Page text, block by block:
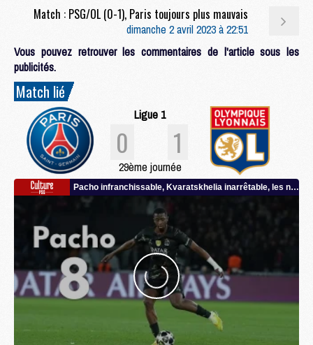
Match : PSG/OL (0-1), Paris toujours plus mauvais
dimanche 2 avril 2023 à 22:51
Vous pouvez retrouver les commentaires de l'article sous les
publicités.
Match lié
Ligue 1
0 1
29ème journée